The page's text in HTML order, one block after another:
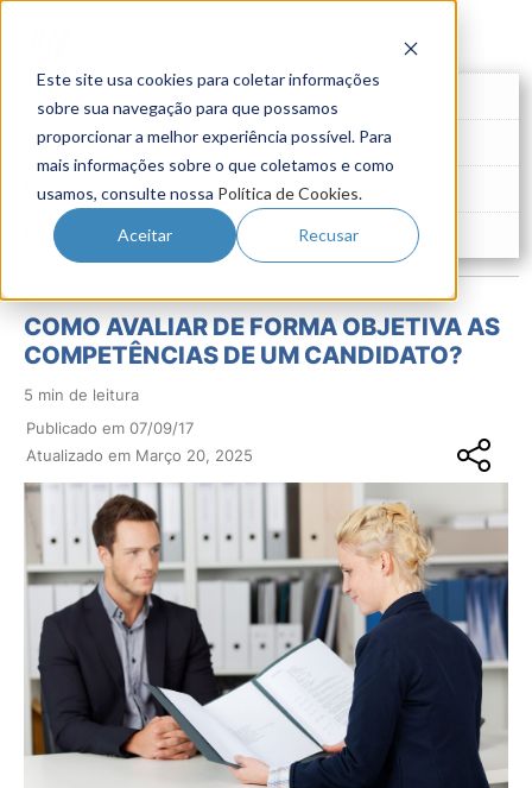
Este site usa cookies para coletar informações
sobre sua navegação para que possamos
proporcionar a melhor experiência possível. Para
mais informações sobre o que coletamos e como
usamos, consulte nossa Política de Cookies.
Aceitar Recusar
Gestão de Talentos
Novo Emprego
Pesquisas
COMO AVALIAR DE FORMA OBJETIVA AS
COMPETÊNCIAS DE UM CANDIDATO?
5 min de leitura
Publicado em 07/09/17
Atualizado em Março 20, 2025